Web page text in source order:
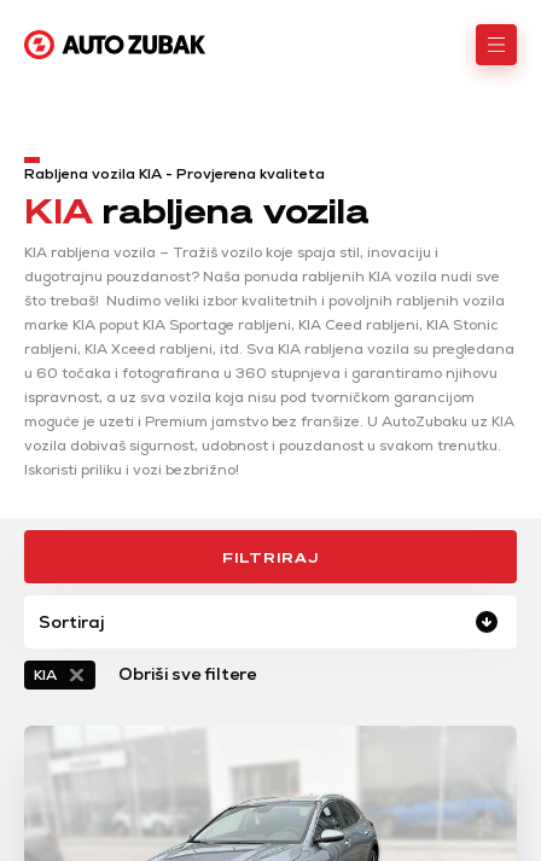
KIA rabljena vozila
KIA rabljena vozila – Tražiš vozilo koje spaja stil, inovaciju i
dugotrajnu pouzdanost? Naša ponuda rabljenih KIA vozila nudi sve
što trebaš! Nudimo veliki izbor kvalitetnih i povoljnih rabljenih vozila
marke KIA poput KIA Sportage rabljeni, KIA Ceed rabljeni, KIA Stonic
rabljeni, KIA Xceed rabljeni, itd. Sva KIA rabljena vozila su pregledana
u 60 točaka i fotografirana u 360 stupnjeva i garantiramo njihovu
ispravnost, a uz sva vozila koja nisu pod tvorničkom garancijom
moguće je uzeti i Premium jamstvo bez franšize. U AutoZubaku uz KIA
vozila dobivaš sigurnost, udobnost i pouzdanost u svakom trenutku.
Iskoristi priliku i vozi bezbrižno!
Rabljena vozila KIA - Provjerena kvaliteta
FILTRIRAJ
Sortiraj
KIA Obriši sve filtere